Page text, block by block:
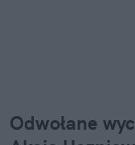
Odwołane